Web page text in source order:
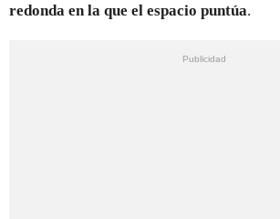
redonda en la que el espacio puntúa.